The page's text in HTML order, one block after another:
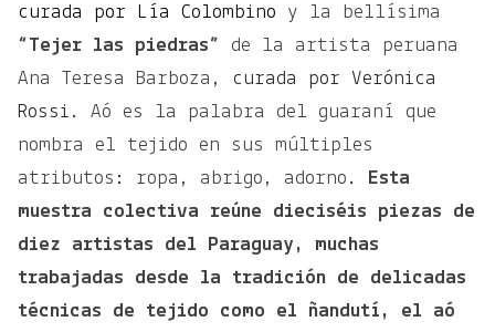
curada por Lía Colombino
y la bellísima
“Tejer las piedras” de la artista peruana
Ana Teresa Barboza,
curada por Verónica
Rossi . Aó es la palabra del guaraní que
nombra el tejido en sus múltiples
atributos: ropa, abrigo, adorno.
Esta
muestra colectiva reúne dieciséis piezas de
diez artistas del Paraguay, muchas
trabajadas desde la tradición de delicadas
técnicas de tejido como el ñandutí, el aó